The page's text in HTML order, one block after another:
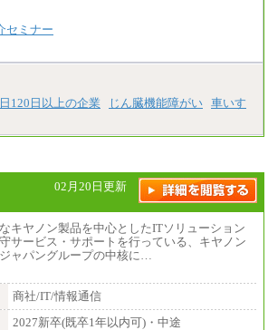
セミナー
120日以上の企業 じん臓機能障がい 車いす
02月20日更新
キヤノン製品を中心としたITソリューション
サービス・サポートを行っている、キヤノン
ャパングループの中核に…
商社/IT/情報通信
2027新卒(既卒1年以内可)・中途